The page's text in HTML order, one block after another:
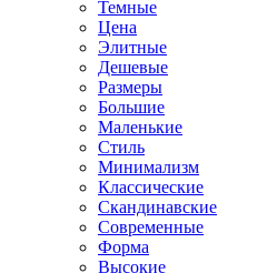
Темные
Цена
Элитные
Дешевые
Размеры
Большие
Маленькие
Стиль
Минимализм
Классические
Скандинавские
Современные
Форма
Высокие